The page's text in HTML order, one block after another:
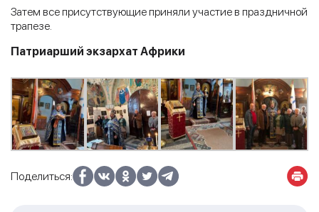
Затем все присутствующие приняли участие в праздничной
трапезе.
Патриарший экзархат Африки
Поделиться: